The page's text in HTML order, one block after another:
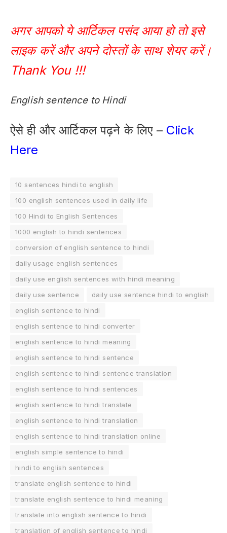
अगर आपको ये आर्टिकल पसंद आया हो तो इसे
लाइक करें और अपने दोस्तों के साथ शेयर करें।
Thank You !!!
English sentence to Hindi
ऐसे ही और आर्टिकल पढ़ने के लिए –Click
Here
10 sentences hindi to english
100 english sentences used in daily life
100 Hindi to English Sentences
1000 english to hindi sentences
conversion of english sentence to hindi
daily usage english sentences
daily use english sentences with hindi meaning
daily use sentence
daily use sentence hindi to english
english sentence to hindi
english sentence to hindi converter
english sentence to hindi meaning
english sentence to hindi sentence
english sentence to hindi sentence translation
english sentence to hindi sentences
english sentence to hindi translate
english sentence to hindi translation
english sentence to hindi translation online
english simple sentence to hindi
hindi to english sentences
translate english sentence to hindi
translate english sentence to hindi meaning
translate into english sentence to hindi
translation of english sentence to hindi